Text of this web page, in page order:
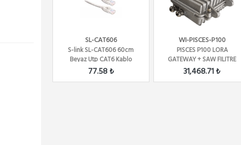
SL-CAT606
S-link SL-CAT606 60cm
Beyaz Utp CAT6 Kablo
77.58 ₺
WI-PISCES-P100
PISCES P100 LORA
GATEWAY + SAW FILITRE
31,468.71 ₺